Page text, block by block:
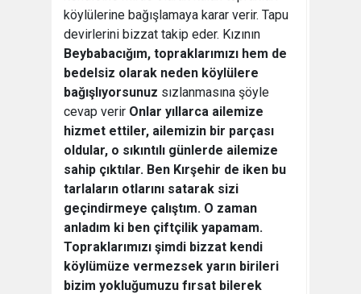
köylülerine bağışlamaya karar verir. Tapu
devirlerini bizzat takip eder. Kızının
Beybabacığım, topraklarımızı hem de
bedelsiz olarak neden köylülere
bağışlıyorsunuz sızlanmasına şöyle
cevap verir Onlar yıllarca ailemize
hizmet ettiler, ailemizin bir parçası
oldular, o sıkıntılı günlerde ailemize
sahip çıktılar. Ben Kırşehir de iken bu
tarlaların otlarını satarak sizi
geçindirmeye çalıştım. O zaman
anladım ki ben çiftçilik yapamam.
Topraklarımızı şimdi bizzat kendi
köylümüze vermezsek yarın birileri
bizim yokluğumuzu fırsat bilerek